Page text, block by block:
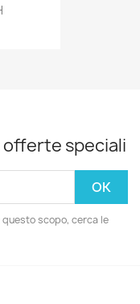
offerte speciali
questo scopo, cerca le